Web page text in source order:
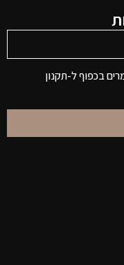
בכפוף ל-תקנון